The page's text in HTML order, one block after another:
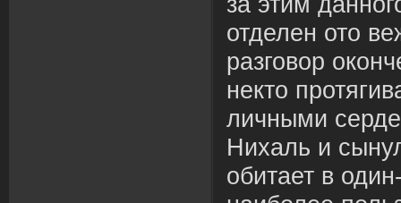
отделен ото
разговор
некто
личными
Нихаль и
обитает в